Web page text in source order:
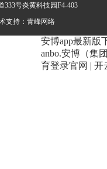
333号炎黄科技园F4-403
支持： 青峰网络
安博app最新版
anbo.安博（集
育登录官网 | 开